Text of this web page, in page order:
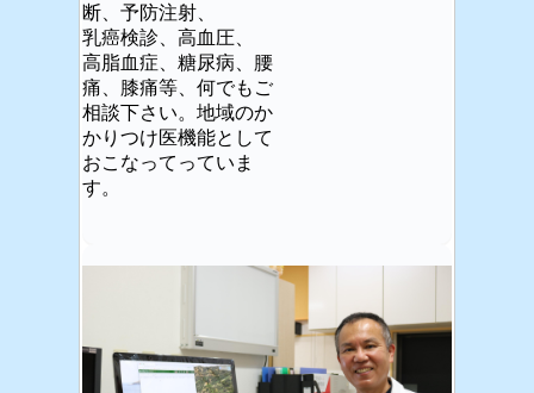
断、予防注射、
乳癌検診、高血圧、
高脂血症、糖尿病、腰
痛、膝痛等、何でもご
相談下さい。地域のか
かりつけ医機能として
おこなってっていま
す。